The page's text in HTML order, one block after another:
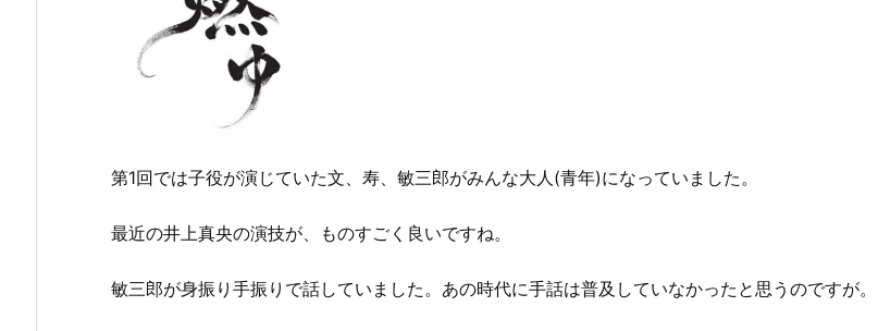
第1回では子役が演じていた文、寿、敏三郎がみんな大人(青年)になっていました。
最近の井上真央の演技が、ものすごく良いですね。
敏三郎が身振り手振りで話していました。あの時代に手話は普及していなかったと思うのですが。